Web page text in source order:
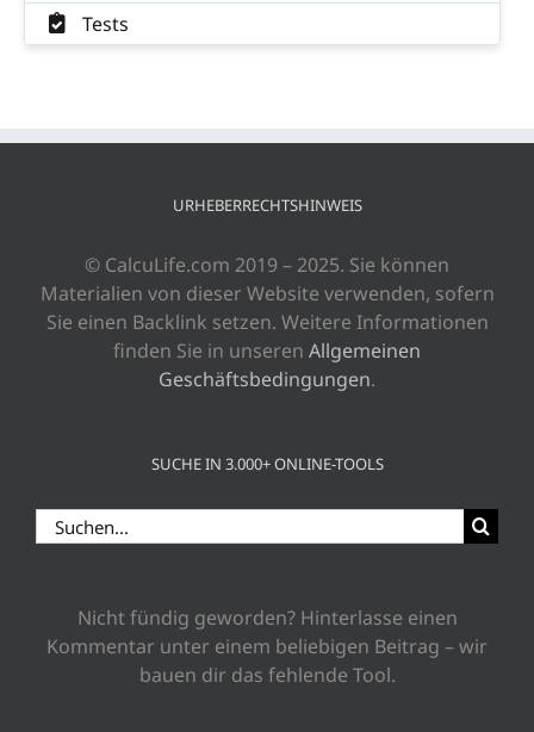
Tests
URHEBERRECHTSHINWEIS
© CalcuLife.com 2019 – 2025. Sie können
Materialien von dieser Website verwenden, sofern
Sie einen Backlink setzen. Weitere Informationen
finden Sie in unseren Allgemeinen
Geschäftsbedingungen.
SUCHE IN 3.000+ ONLINE-TOOLS
Suche
nach:
Nicht fündig geworden? Hinterlasse einen
Kommentar unter einem beliebigen Beitrag – wir
bauen dir das fehlende Tool.